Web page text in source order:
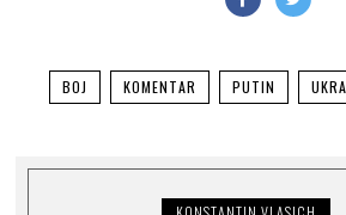
BOJ KOMENTAR PUTIN